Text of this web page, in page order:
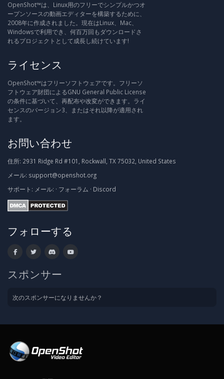
OpenShot™は、Linux用のフリーでシンプルかつオ
ープンソースの動画エディターを構築するために、
2008年に作成されました。現在はLinux、Mac、
Windowsで利用でき、何百万回もダウンロードさ
れるプロジェクトとして成長し続けています!
ライセンス
OpenShot™はフリーソフトウェアです。フリーソ
フトウェア財団によるGNU General Public License
の条件に基づいて、再配布や改変ができます。ライ
センスのバージョン3、またはそれ以降が適用され
ます。
お問い合わせ
住所: 2931 Ridge Rd #101, Rockwall, TX 75032, United States
メール: support@openshot.org
サポート: メール: · フォーラム · Discord
フォローする
スポンサー
次のスポンサーになりませんか？